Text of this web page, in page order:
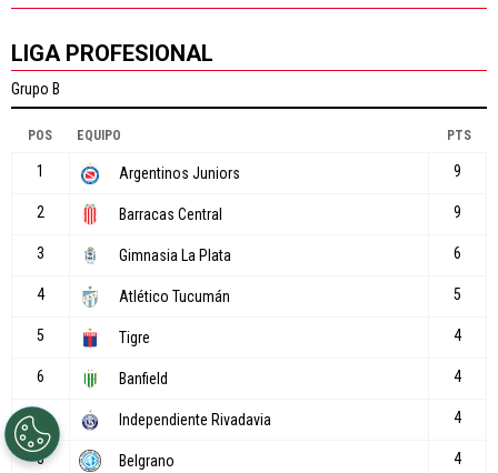
LIGA PROFESIONAL